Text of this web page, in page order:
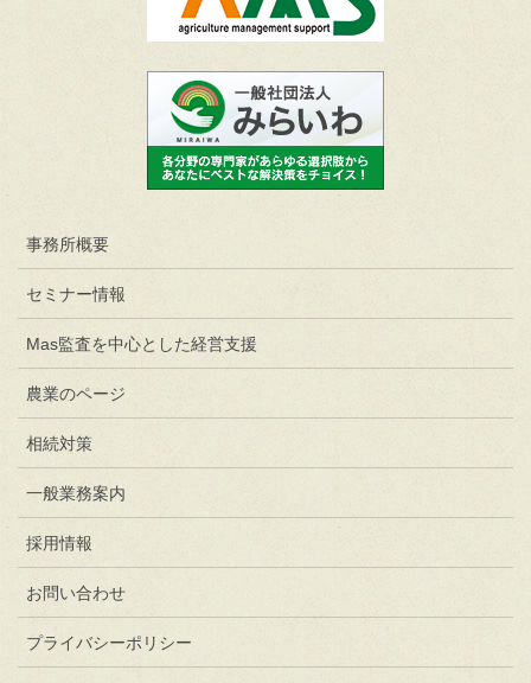
事務所概要
セミナー情報
Mas監査を中心とした経営支援
農業のページ
相続対策
一般業務案内
採用情報
お問い合わせ
プライバシーポリシー